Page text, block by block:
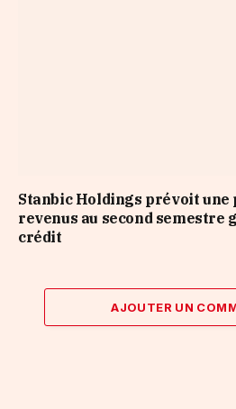
Stanbic Holdings prévoit une
revenus au second semestre
crédit
AJOUTER UN